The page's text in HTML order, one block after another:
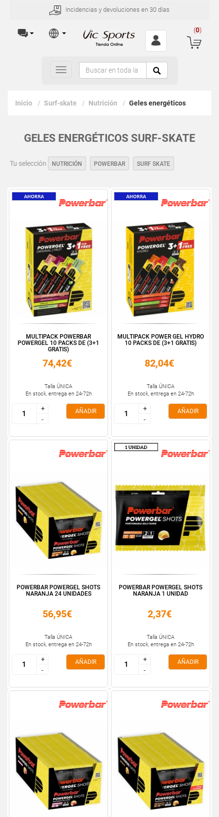
Incidencias y devoluciones en 30 días
(0)
Toggle
navigation
Inicio Surf-skate Nutrición Geles energéticos
GELES ENERGÉTICOS SURF-SKATE
Tu selección NUTRICIÓN POWERBAR SURF SKATE
MULTIPACK POWERBAR
POWERGEL 10 PACKS DE (3+1
GRATIS)
74,42€
Talla ÚNICA
En stock, entrega en 24-72h
+
-
+
-
AÑADIR
MULTIPACK POWER GEL HYDRO
10 PACKS DE (3+1 GRATIS)
82,04€
Talla ÚNICA
En stock, entrega en 24-72h
+
-
+
-
AÑADIR
POWERBAR POWERGEL SHOTS
NARANJA 24 UNIDADES
56,95€
Talla ÚNICA
En stock, entrega en 24-72h
+
-
+
-
AÑADIR
POWERBAR POWERGEL SHOTS
NARANJA 1 UNIDAD
2,37€
Talla ÚNICA
En stock, entrega en 24-72h
+
-
+
-
AÑADIR